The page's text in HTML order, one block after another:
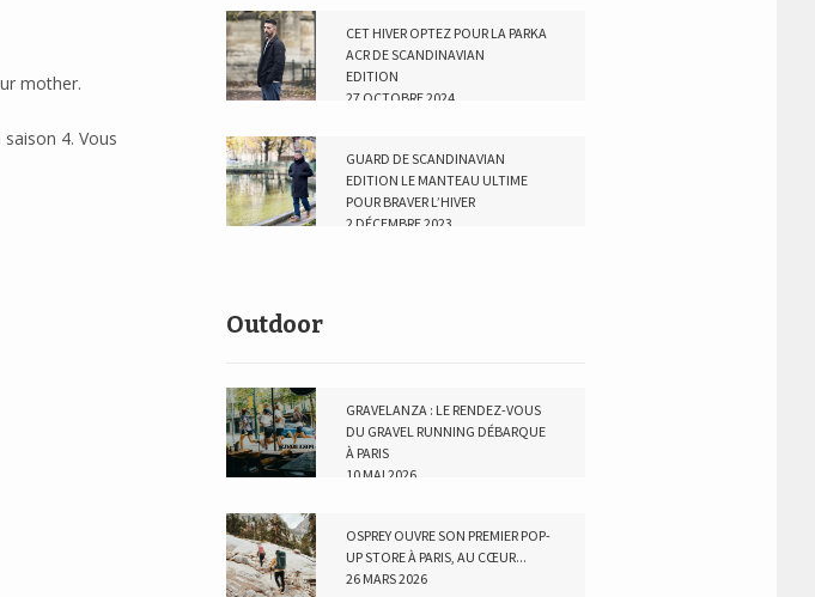
mother.
4. Vous
CET HIVER OPTEZ POUR LA PARKA
ACR DE SCANDINAVIAN
EDITION
27 OCTOBRE 2024
GUARD DE SCANDINAVIAN
EDITION LE MANTEAU ULTIME
POUR BRAVER L’HIVER
2 DÉCEMBRE 2023
Outdoor
GRAVELANZA : LE RENDEZ-VOUS
DU GRAVEL RUNNING DÉBARQUE
À PARIS
10 MAI 2026
OSPREY OUVRE SON PREMIER POP-
UP STORE À PARIS, AU CŒUR...
26 MARS 2026